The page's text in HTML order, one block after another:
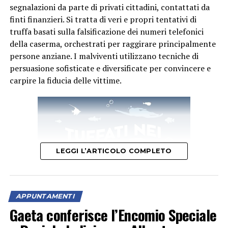
segnalazioni da parte di privati cittadini, contattati da
finti finanzieri. Si tratta di veri e propri tentativi di
truffa basati sulla falsificazione dei numeri telefonici
della caserma, orchestrati per raggirare principalmente
persone anziane. I malviventi utilizzano tecniche di
persuasione sofisticate e diversificate per convincere e
carpire la fiducia delle vittime.
LEGGI L’ARTICOLO COMPLETO
APPUNTAMENTI
Gaeta conferisce l’Encomio Speciale